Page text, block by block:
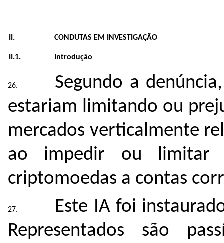
II. CONDUTAS EM INVESTIGAÇÃO
II.1. Introdução
Segundo a
estariam limitando ou
mercados verticalmente
ao impedir ou limitar
criptomoedas a contas
Este IA foi
Representados são